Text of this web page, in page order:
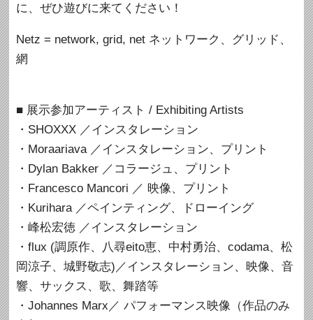
に、ぜひ遊びに来てください！
Netz = network, grid, net ネットワーク、グリッド、
網
■ 展示参加アーティスト / Exhibiting Artists
・SHOXXX ／インスタレーション
・Moraariava ／インスタレーション、プリント
・Dylan Bakker ／コラージュ、プリント
・Francesco Mancori ／ 映像、プリント
・Kurihara ／ペインティング、ドローイング
・峰松宏徳 ／インスタレーション
・flux (調原作、八尋eito恵、中村勇治、codama、松
岡涼子、城野敬志)／インスタレーション、映像、音
響、サックス、歌、舞踏等
・Johannes Marx／ パフォーマンス映像（作品のみ